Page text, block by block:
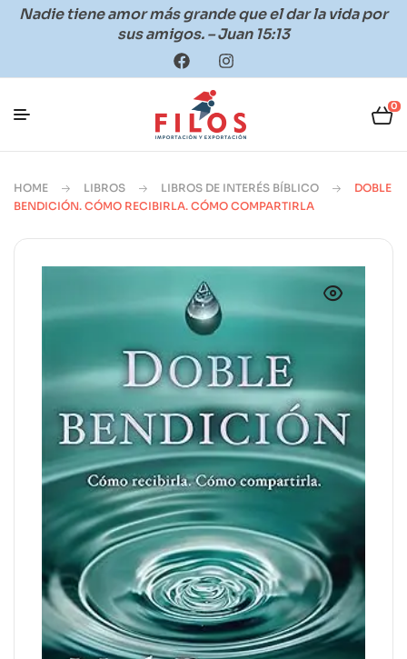
Nadie tiene amor más grande que el dar la vida por
sus amigos. – Juan 15:13
0
HOME LIBROS LIBROS DE INTERÉS BÍBLICO
DOBLE
BENDICIÓN. CÓMO RECIBIRLA. CÓMO COMPARTIRLA